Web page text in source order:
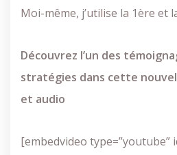
Moi-même, j’utilise la 1ère et
Découvrez l’un des
stratégies dans cette
et audio
[embedvideo type=”youtube”